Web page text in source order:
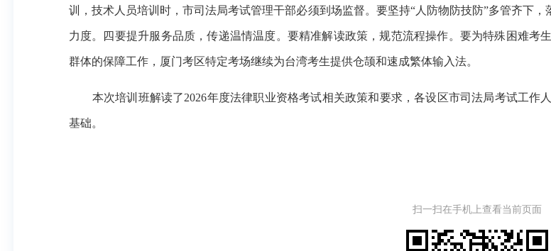
训，技术人员培训时，市司法局考试管理干部必须到场监督。要坚持“人防物防技防”多管齐下
力度。四要提升服务品质，传递温情温度。要精准解读政策，规范流程操作。要为特殊困难
群体的保障工作，厦门考区特定考场继续为台湾考生提供仓颉和速成繁体输入法。
本次培训班解读了2026年度法律职业资格考试相关政策和要求，各设区市司法局考试工
基础。
扫一扫在手机上查看当前页面